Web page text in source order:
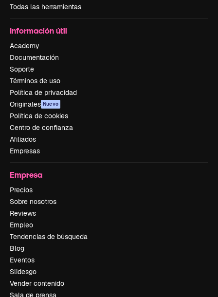
Todas las herramientas
Información útil
Academy
Documentación
Soporte
Términos de uso
Política de privacidad
Originales Nuevo
Política de cookies
Centro de confianza
Afiliados
Empresas
Empresa
Precios
Sobre nosotros
Reviews
Empleo
Tendencias de búsqueda
Blog
Eventos
Slidesgo
Vender contenido
Sala de prensa